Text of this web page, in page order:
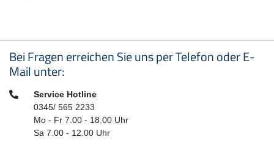
Seitenfußbereich
Bei Fragen erreichen Sie uns per Telefon oder E-
Mail unter:
Telefon:Service Hotline
0345/ 565 2233
Mo - Fr 7.00 - 18.00 Uhr
Sa 7.00 - 12.00 Uhr